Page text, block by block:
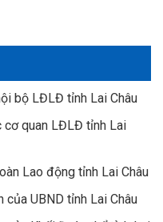
bộ LĐLĐ tỉnh Lai Châu
cơ quan LĐLĐ tỉnh Lai
Lao động tỉnh Lai Châu
của UBND tỉnh Lai Châu